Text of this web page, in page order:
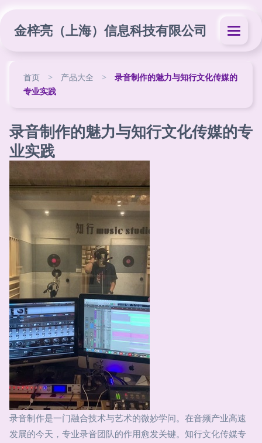
金梓亮（上海）信息科技有限公司
首页 > 产品大全 >
录音制作的魅力与知行文化传媒的
专业实践
录音制作的魅力与知行文化传媒的专
业实践
录音制作是一门融合技术与艺术的微妙学问。在音频产业高速
发展的今天，专业录音团队的作用愈发关键。知行文化传媒专